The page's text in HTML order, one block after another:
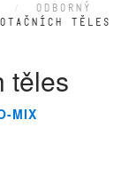
ODBORNÝ
TĚLES
těles
MIX